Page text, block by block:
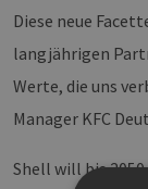
Diese neue
langjährigen
Werte, die uns
Manager KFC
Shell will bis